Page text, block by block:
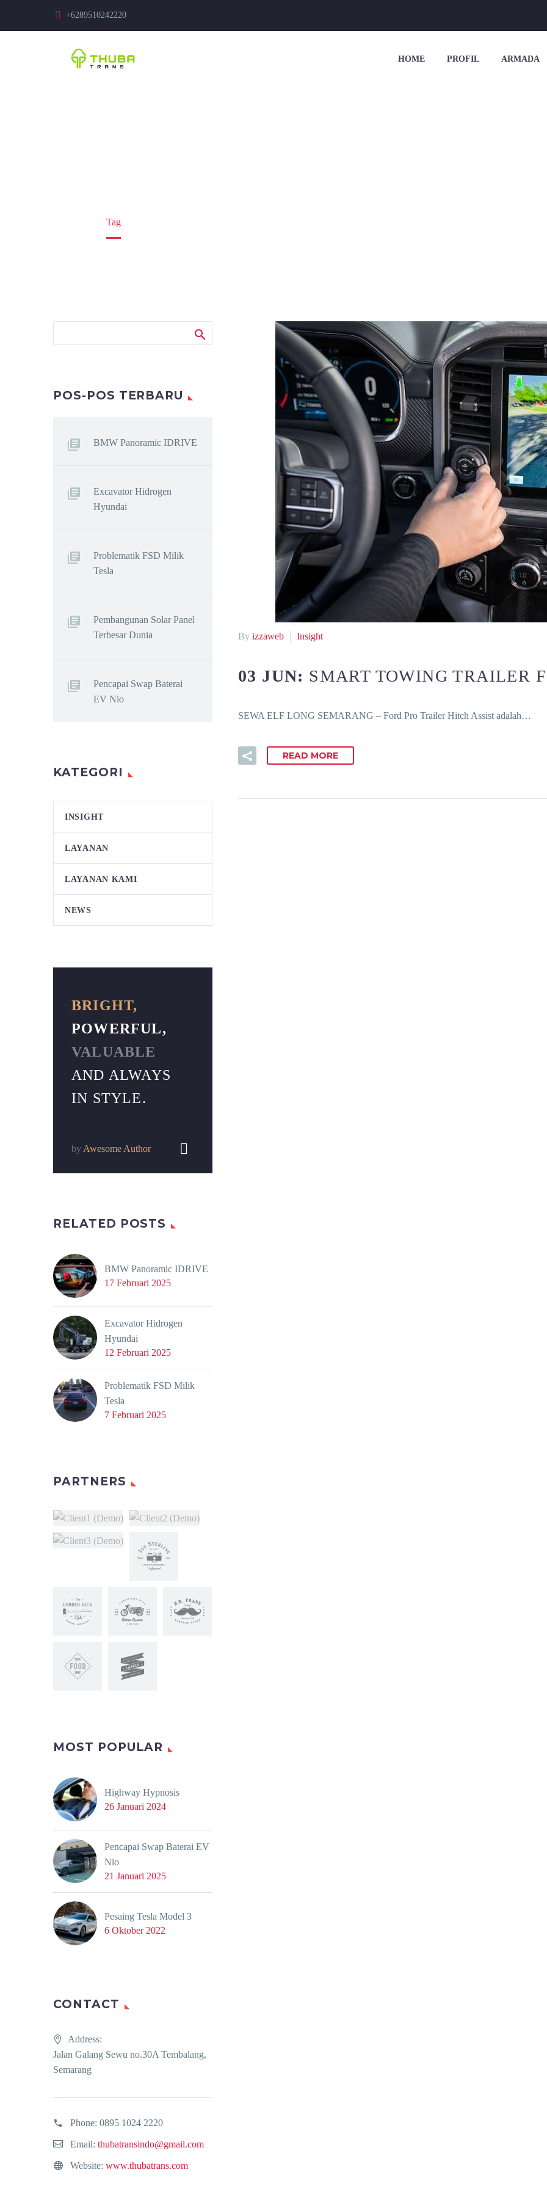
+6289510242220
HOME PROFIL ARMADA
Tag
By izzaweb Insight
03 JUN: SMART TOWING TRAILER
SEWA ELF LONG SEMARANG – Ford Pro Trailer Hitch Assist adalah…
READ MORE
POS-POS TERBARU
BMW Panoramic IDRIVE
Excavator Hidrogen
Hyundai
Problematik FSD Milik
Tesla
Pembangunan Solar Panel
Terbesar Dunia
Pencapai Swap Baterai
EV Nio
KATEGORI
INSIGHT
LAYANAN
LAYANAN KAMI
NEWS
BRIGHT,
POWERFUL,
VALUABLE
AND ALWAYS
IN STYLE.
by Awesome Author 

RELATED POSTS
BMW Panoramic IDRIVE
17 Februari 2025
Excavator Hidrogen
Hyundai
12 Februari 2025
Problematik FSD Milik
Tesla
7 Februari 2025
PARTNERS
MOST POPULAR
Highway Hypnosis
26 Januari 2024
Pencapai Swap Baterai EV
Nio
21 Januari 2025
Pesaing Tesla Model 3
6 Oktober 2022
CONTACT
Address:
Jalan Galang Sewu no.30A Tembalang,
Semarang
Phone: 0895 1024 2220
Email: thubatransindo@gmail.com
Website: www.thubatrans.com